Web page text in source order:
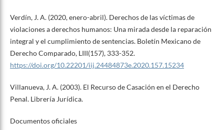
Verdín, J. A. (2020, enero-abril). Derechos de las víctimas de
violaciones a derechos humanos: Una mirada desde la reparación
integral y el cumplimiento de sentencias. Boletín Mexicano de
Derecho Comparado, LIII(157), 333-352.
https://doi.org/10.22201/iij.24484873e.2020.157.15234
Villanueva, J. A. (2003). El Recurso de Casación en el Derecho
Penal. Librería Jurídica.
Documentos oficiales